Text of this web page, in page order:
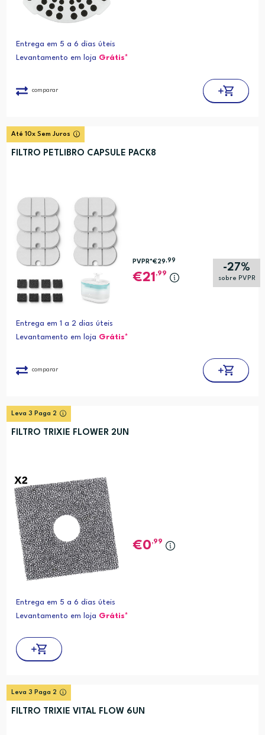
Entrega em 5 a 6 dias úteis
Levantamento em loja Grátis*
comparar
Até 10x Sem Juros
FILTRO PETLIBRO CAPSULE PACK8
-27%
sobre PVPR
PVPR*€29 ,99
21 ,99
Entrega em 1 a 2 dias úteis
Levantamento em loja Grátis*
comparar
Leva 3 Paga 2
FILTRO TRIXIE FLOWER 2UN
0,99
Entrega em 5 a 6 dias úteis
Levantamento em loja Grátis*
Leva 3 Paga 2
FILTRO TRIXIE VITAL FLOW 6UN